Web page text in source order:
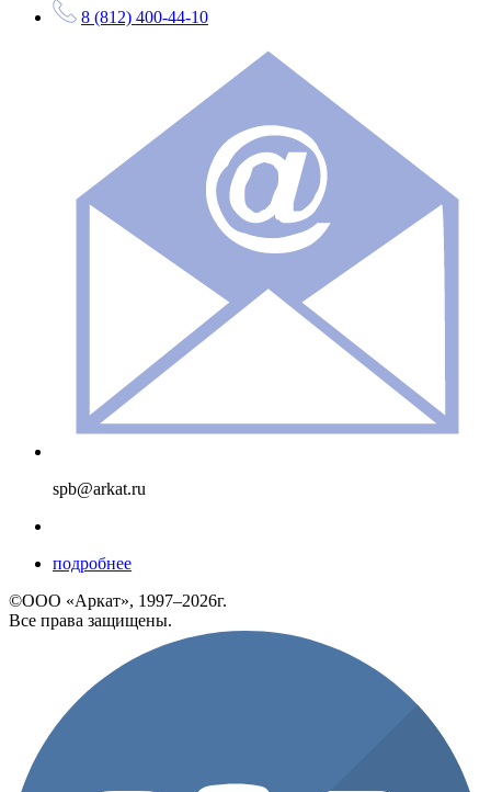
8 (812) 400-44-10
spb@arkat.ru
подробнее
©ООО «Аркат», 1997–2026г.
Все права защищены.